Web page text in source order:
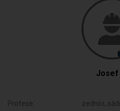
Josef
Profese:
zedníci,